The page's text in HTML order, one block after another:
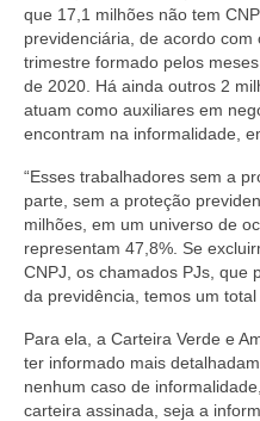
que 17,1 milhões não tem
previdenciária, de acordo com
trimestre formado pelos
de 2020. Há ainda outros 2
atuam como auxiliares em
encontram na informalidade,
“Esses trabalhadores sem a
parte, sem a proteção
milhões, em um universo de
representam 47,8%. Se
CNPJ, os chamados PJs, que
da previdência, temos um total
Para ela, a Carteira Verde e
ter informado mais
nenhum caso de
carteira assinada, seja a